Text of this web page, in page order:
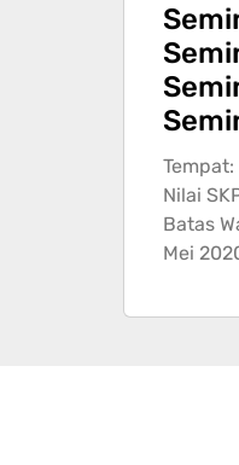
Tempat:
Nilai
Batas
Mei